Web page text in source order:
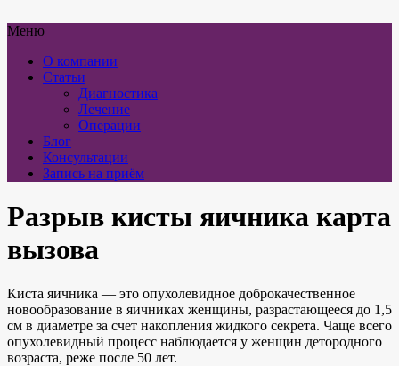
Меню
О компании
Статьи
Диагностика
Лечение
Операции
Блог
Консультации
Запись на приём
Разрыв кисты яичника карта
вызова
Киста яичника — это опухолевидное доброкачественное
новообразование в яичниках женщины, разрастающееся до 1,5
см в диаметре за счет накопления жидкого секрета. Чаще всего
опухолевидный процесс наблюдается у женщин детородного
возраста, реже после 50 лет.